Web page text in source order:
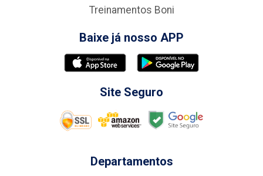
Treinamentos Boni
Baixe já nosso APP
Site Seguro
Departamentos